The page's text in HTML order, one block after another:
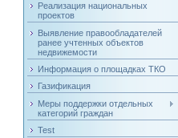
Реализация национальных
проектов
Выявление правообладателей
ранее учтенных объектов
недвижемости
Информация о площадках ТКО
Газификация
Меры поддержки отдельных
категорий граждан
Test